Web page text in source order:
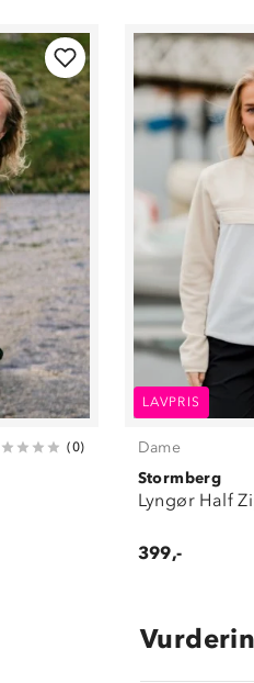
(0)
LAVPRIS
Dame
Stormberg
Lyngør Half
399,-